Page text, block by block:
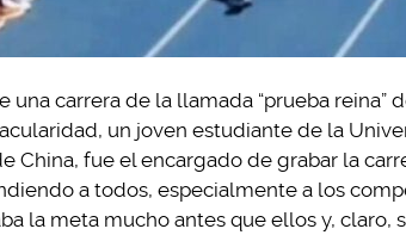
una carrera de la llamada “prueba reina”
un joven estudiante de la
China, fue el encargado de grabar la
a todos, especialmente a los
la meta mucho antes que ellos y, claro,